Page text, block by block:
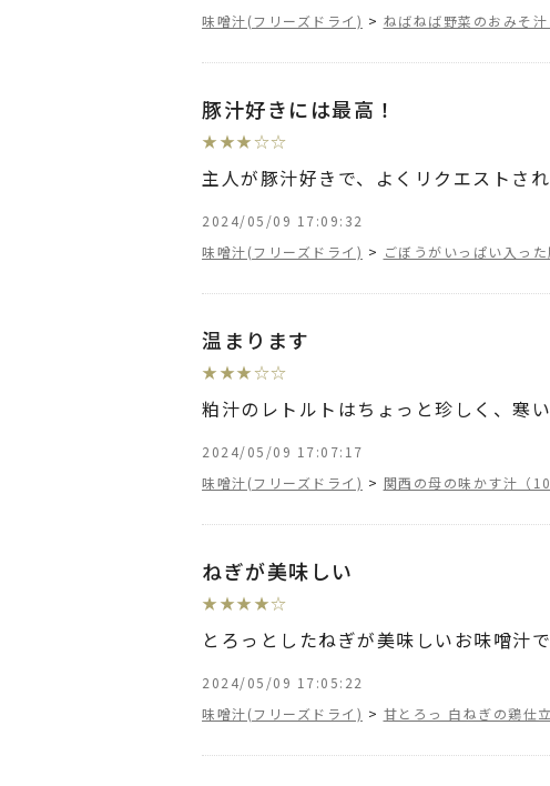
味噌汁(フリーズドライ) > ねばねば野菜のおみそ汁
豚汁好きには最高！
★ ★★☆☆
主人が豚汁好きで、よくリクエストさ
2024/05/09 17:09:32
味噌汁(フリーズドライ) > ごぼうがいっぱい入った
温まります
★ ★★☆☆
粕汁のレトルトはちょっと珍しく、寒い
2024/05/09 17:07:17
味噌汁(フリーズドライ) > 関西の母の味かす汁（10
ねぎが美味しい
★ ★★ ★☆
とろっとしたねぎが美味しいお味噌汁
2024/05/09 17:05:22
味噌汁(フリーズドライ) > 甘とろっ 白ねぎの鶏仕